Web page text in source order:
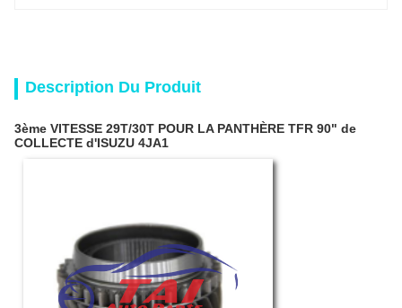
Description Du Produit
3ème VITESSE 29T/30T POUR LA PANTHÈRE TFR 90" de
COLLECTE d'ISUZU 4JA1